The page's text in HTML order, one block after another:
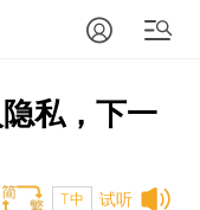
私，下一
试听
T中